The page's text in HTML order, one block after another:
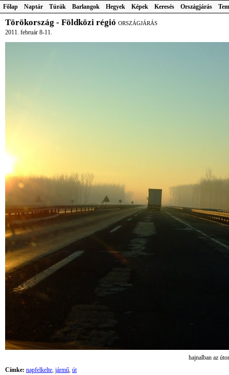
Főlap Naptár Túrák Barlangok Hegyek Képek Keresés Országjárás
Törökország - Földközi régió ORSZÁGJÁRÁS
2011. február 8-11.
hajnalban az
Címke: napfelkelte, jármű, út